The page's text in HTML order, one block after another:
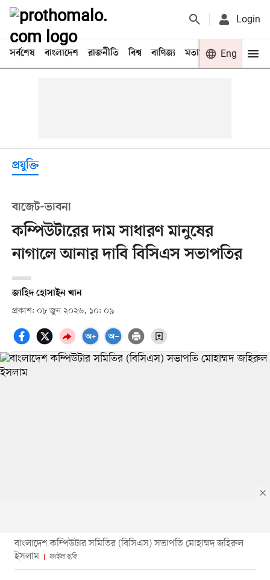
Login
সর্বশেষ বাংলাদেশ রাজনীতি বিশ্ব বাণিজ্য মতামত খেলা
Eng
প্রযুক্তি
বাজেট-ভাবনা
কম্পিউটারের দাম সাধারণ মানুষের
নাগালে আনার দাবি বিসিএস সভাপতির
জাহিদ হোসাইন খান
প্রকাশ: ০৮ জুন ২০২৬, ১০: ০৯
বাংলাদেশ কম্পিউটার সমিতির (বিসিএস) সভাপতি মোহাম্মদ জহিরুল
ইসলাম
ফাইল ছবি